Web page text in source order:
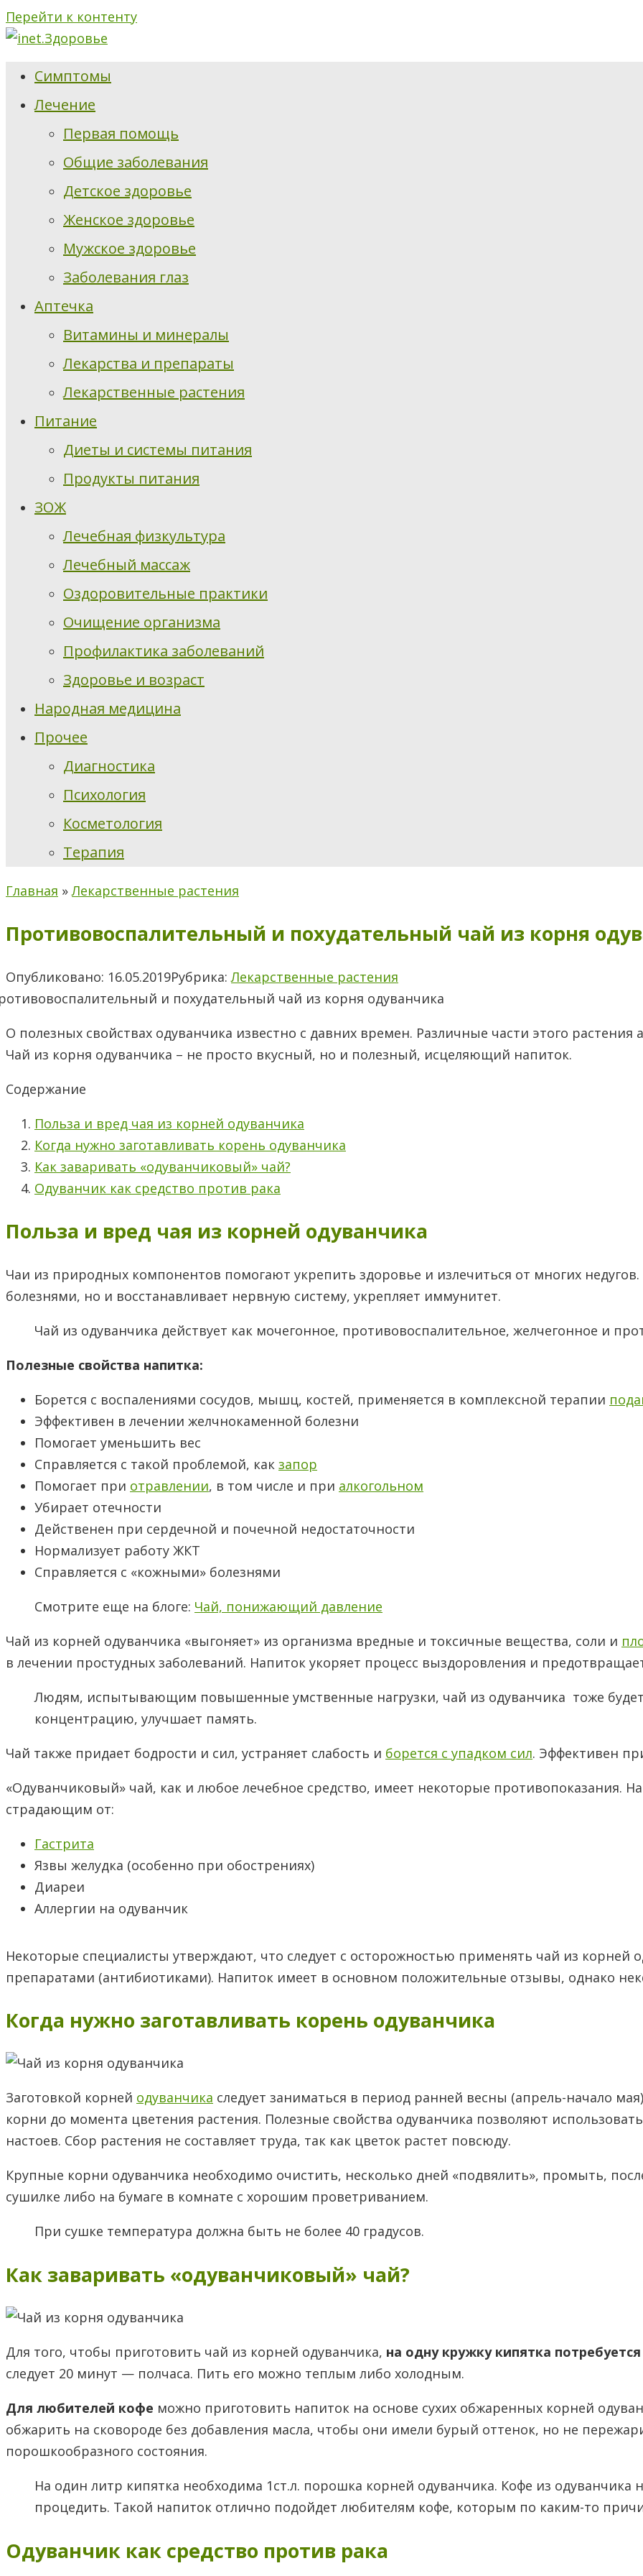
Перейти к контенту
Симптомы
Лечение
Первая помощь
Общие заболевания
Детское здоровье
Женское здоровье
Мужское здоровье
Заболевания глаз
Аптечка
Витамины и минералы
Лекарства и препараты
Лекарственные растения
Питание
Диеты и системы питания
Продукты питания
ЗОЖ
Лечебная физкультура
Лечебный массаж
Оздоровительные практики
Очищение организма
Профилактика заболеваний
Здоровье и возраст
Народная медицина
Прочее
Диагностика
Психология
Косметология
Терапия
Главная » Лекарственные растения
Противовоспалительный и похудательный чай из корня
Опубликовано: 16.05.2019Рубрика: Лекарственные растения
О полезных свойствах одуванчика известно с давних времен. Различные части этого
Чай из корня одуванчика – не просто вкусный, но и полезный, исцеляющий напиток.
Содержание
Польза и вред чая из корней одуванчика
Когда нужно заготавливать корень одуванчика
Как заваривать «одуванчиковый» чай?
Одуванчик как средство против рака
Польза и вред чая из корней одуванчика
Чаи из природных компонентов помогают укрепить здоровье и излечиться от многих
болезнями, но и восстанавливает нервную систему, укрепляет иммунитет.
Чай из одуванчика действует как мочегонное, противовоспалительное, желчегонное и
Полезные свойства напитка:
Борется с воспалениями сосудов, мышц, костей, применяется в комплексной терапии
Эффективен в лечении желчнокаменной болезни
Помогает уменьшить вес
Справляется с такой проблемой, как запор
Помогает при отравлении, в том числе и при алкогольном
Убирает отечности
Действенен при сердечной и почечной недостаточности
Нормализует работу ЖКТ
Справляется с «кожными» болезнями
Смотрите еще на блоге: Чай, понижающий давление
Чай из корней одуванчика «выгоняет» из организма вредные и токсичные вещества, соли и
в лечении простудных заболеваний. Напиток укоряет процесс выздоровления и
Людям, испытывающим повышенные умственные нагрузки, чай из одуванчика тоже
концентрацию, улучшает память.
Чай также придает бодрости и сил, устраняет слабость и борется с упадком сил. Эффективен
«Одуванчиковый» чай, как и любое лечебное средство, имеет некоторые противопоказания.
страдающим от:
Гастрита
Язвы желудка (особенно при обострениях)
Диареи
Аллергии на одуванчик
Некоторые специалисты утверждают, что следует с осторожностью применять чай из корней
препаратами (антибиотиками). Напиток имеет в основном положительные отзывы, однако
Когда нужно заготавливать корень одуванчика
Заготовкой корней одуванчика следует заниматься в период ранней весны (апрель-начало
корни до момента цветения растения. Полезные свойства одуванчика позволяют
настоев. Сбор растения не составляет труда, так как цветок растет повсюду.
Крупные корни одуванчика необходимо очистить, несколько дней «подвялить», промыть,
сушилке либо на бумаге в комнате с хорошим проветриванием.
При сушке температура должна быть не более 40 градусов.
Как заваривать «одуванчиковый» чай?
Для того, чтобы приготовить чай из корней одуванчика, на одну кружку кипятка
следует 20 минут — полчаса. Пить его можно теплым либо холодным.
Для любителей кофе можно приготовить напиток на основе сухих обжаренных корней
обжарить на сковороде без добавления масла, чтобы они имели бурый оттенок, но не
порошкообразного состояния.
На один литр кипятка необходима 1ст.л. порошка корней одуванчика. Кофе из
процедить. Такой напиток отлично подойдет любителям кофе, которым по каким-то
Одуванчик как средство против рака